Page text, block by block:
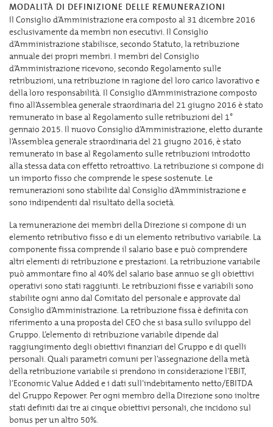
MODALITÀ DI DEFINIZIONE DELLE REMUNERAZIONI
Il Consiglio d’Amministrazione era composto al 31 dicembre 2016
esclusivamente da membri non esecutivi. Il Consiglio
d’Amministrazione stabilisce, secondo Statuto, la retribuzione
annuale dei propri membri. I membri del Consiglio
d’Amministrazione ricevono, secondo Regolamento sulle
retribuzioni, una retribuzione in ragione del loro carico lavorativo e
della loro responsabilità. Il Consiglio d’Amministrazione composto
fino all’Assemblea generale straordinaria del 21 giugno 2016 è stato
remunerato in base al Regolamento sulle retribuzioni del 1°
gennaio 2015. Il nuovo Consiglio d’Amministrazione, eletto durante
l’Assemblea generale straordinaria del 21 giugno 2016, è stato
remunerato in base al Regolamento sulle retribuzioni introdotto
alla stessa data con effetto retroattivo. La retribuzione si compone di
un importo fisso che comprende le spese sostenute. Le
remunerazioni sono stabilite dal Consiglio d’Amministrazione e
sono indipendenti dal risultato della società.
La remunerazione dei membri della Direzione si compone di un
elemento retributivo fisso e di un elemento retributivo variabile. La
componente fissa comprende il salario base e può comprendere
altri elementi di retribuzione e prestazioni. La retribuzione variabile
può ammontare fino al 40% del salario base annuo se gli obiettivi
operativi sono stati raggiunti. Le retribuzioni fisse e variabili sono
stabilite ogni anno dal Comitato del personale e approvate dal
Consiglio d’Amministrazione. La retribuzione fissa è definita con
riferimento a una proposta del CEO che si basa sullo sviluppo del
Gruppo. L’elemento di retribuzione variabile dipende dal
raggiungimento degli obiettivi finanziari del Gruppo e di quelli
personali. Quali parametri comuni per l’assegnazione della metà
della retribuzione variabile si prendono in considerazione l’EBIT,
l’Economic Value Added e i dati sull’indebitamento netto/EBITDA
del Gruppo Repower. Per ogni membro della Direzione sono inoltre
stati definiti dai tre ai cinque obiettivi personali, che incidono sul
bonus per un altro 50%.